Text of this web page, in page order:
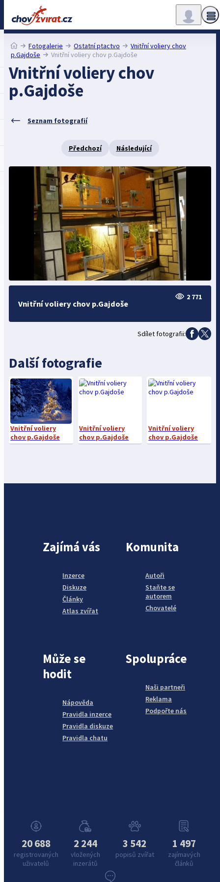
Fotogalerie Ostatní ptactvo
Vnitřní voliery chov
p.Gajdoše
Vnitřní voliery chov p.Gajdoše
Vnitřní voliery chov
p.Gajdoše
Seznam fotografií
Předchozí Následující
Vnitřní voliery chov p.Gajdoše
2 771
Sdílet fotografii:
Další fotografie
Vnitřní voliery
chov p.Gajdoše
Vnitřní voliery
chov p.Gajdoše
Vnitřní voliery
chov p.Gajdoše
Zajímá vás
Inzerce
Diskuze
Články
Atlas zvířat
Komunita
Autoři
Staňte se
autorem
Chovatelé
Může se
hodit
Nápověda
Pravidla inzerce
Pravidla diskuze
Pravidla chatu
Spolupráce
Naši partneři
Reklama
Podpořte nás
20 688
registrovaných
uživatelů
2 244
vložených
inzerátů
3 542
popisů zvířat
1 497
zajímavých
článků